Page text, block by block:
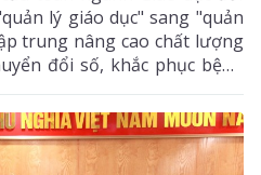
lý giáo dục" sang "quản
trung nâng cao chất lượng
đổi số, khắc phục bệnh
viên, trường lớp, cơ sở
trường giáo dục an toàn,
phát triển nguồn nhân lực